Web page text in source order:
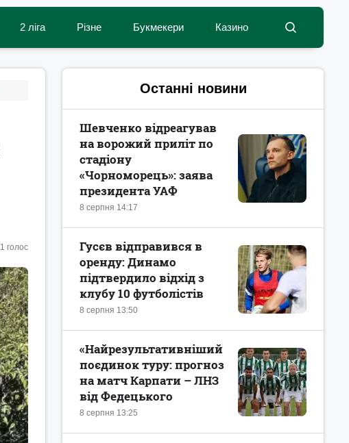
2 ліга Різне Букмекери Казино
1 голос
Останні новини
8 серпня 14:17
Шевченко відреагував
на ворожий приліт по
стадіону
«Чорноморець»: заява
президента УАФ
8 серпня 13:50
Гусєв відправився в
оренду: Динамо
підтвердило відхід з
клубу 10 футболістів
8 серпня 13:25
«Найрезультативніший
поєдинок туру: прогноз
на матч Карпати – ЛНЗ
від Федецького